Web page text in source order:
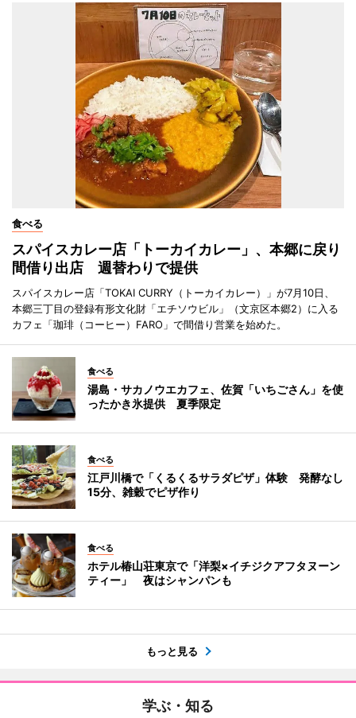
食べる
スパイスカレー店「トーカイカレー」、本郷に戻り
間借り出店 週替わりで提供
スパイスカレー店「TOKAI CURRY（トーカイカレー）」が7月10日、
本郷三丁目の登録有形文化財「エチソウビル」（文京区本郷2）に入る
カフェ「珈琲（コーヒー）FARO」で間借り営業を始めた。
食べる
湯島・サカノウエカフェ、佐賀「いちごさん」を使
ったかき氷提供 夏季限定
食べる
江戸川橋で「くるくるサラダピザ」体験 発酵なし
15分、雑穀でピザ作り
食べる
ホテル椿山荘東京で「洋梨×イチジクアフタヌーン
ティー」 夜はシャンパンも
もっと見る
学ぶ・知る